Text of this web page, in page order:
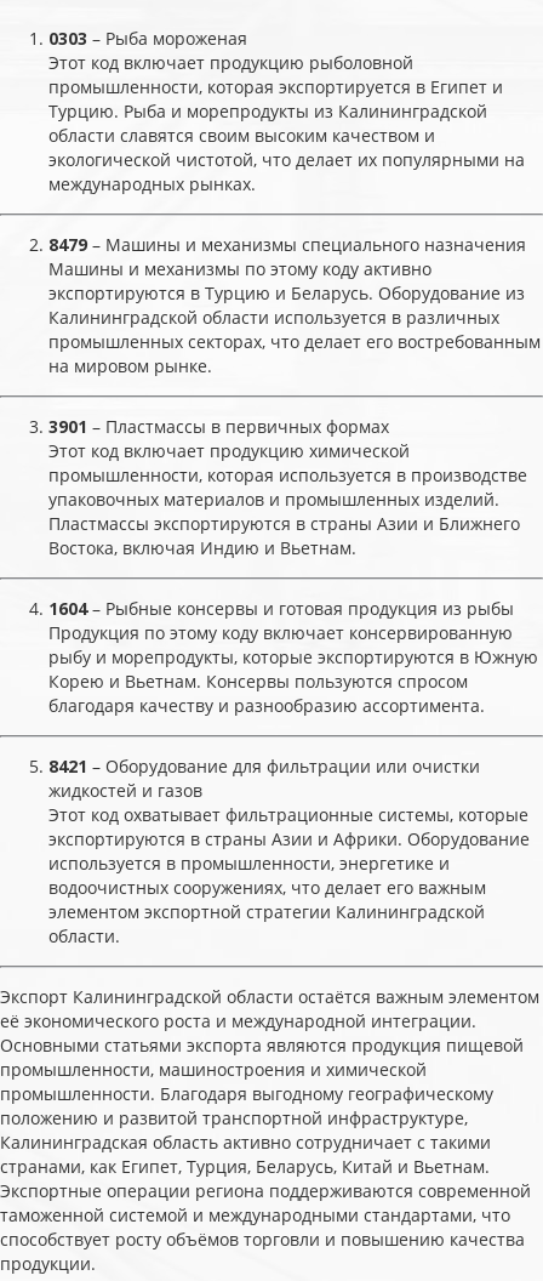
0303 – Рыба мороженая
Этот код включает продукцию рыболовной
промышленности, которая экспортируется в Египет и
Турцию. Рыба и морепродукты из Калининградской
области славятся своим высоким качеством и
экологической чистотой, что делает их популярными на
международных рынках.
8479 – Машины и механизмы специального назначения
Машины и механизмы по этому коду активно
экспортируются в Турцию и Беларусь. Оборудование из
Калининградской области используется в различных
промышленных секторах, что делает его востребованным
на мировом рынке.
3901 – Пластмассы в первичных формах
Этот код включает продукцию химической
промышленности, которая используется в производстве
упаковочных материалов и промышленных изделий.
Пластмассы экспортируются в страны Азии и Ближнего
Востока, включая Индию и Вьетнам.
1604– Рыбные консервы и готовая продукция из рыбы
Продукция по этому коду включает консервированную
рыбу и морепродукты, которые экспортируются в Южную
Корею и Вьетнам. Консервы пользуются спросом
благодаря качеству и разнообразию ассортимента.
8421 – Оборудование для фильтрации или очистки
жидкостей и газов
Этот код охватывает фильтрационные системы, которые
экспортируются в страны Азии и Африки. Оборудование
используется в промышленности, энергетике и
водоочистных сооружениях, что делает его важным
элементом экспортной стратегии Калининградской
области.
Экспорт Калининградской области остаётся важным элементом
её экономического роста и международной интеграции.
Основными статьями экспорта являются продукция пищевой
промышленности, машиностроения и химической
промышленности. Благодаря выгодному географическому
положению и развитой транспортной инфраструктуре,
Калининградская область активно сотрудничает с такими
странами, как Египет, Турция, Беларусь, Китай и Вьетнам.
Экспортные операции региона поддерживаются современной
таможенной системой и международными стандартами, что
способствует росту объёмов торговли и повышению качества
продукции.